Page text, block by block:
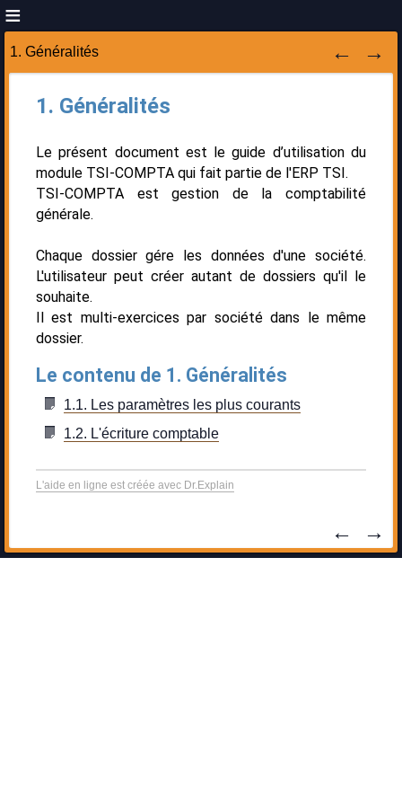
1. Généralités
1. Généralités
Le présent document est le guide d’utilisation du
module TSI-COMPTA qui fait partie de l'ERP TSI.
TSI-COMPTA est gestion de la comptabilité
générale.
Chaque dossier gére les données d'une société.
L'utilisateur peut créer autant de dossiers qu'il le
souhaite.
Il est multi-exercices par société dans le même
dossier.
Le contenu de 1. Généralités
1.1. Les paramètres les plus courants
1.2. L'écriture comptable
L'aide en ligne est créée avec Dr.Explain